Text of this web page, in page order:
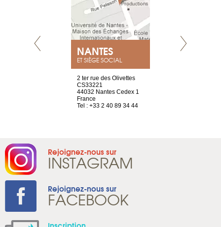
NANTES
ET SIÈGE SOCIAL
2 ter rue des Olivettes
CS33221
44032 Nantes Cedex 1
France
Tel : +33 2 40 89 34 44
Rejoignez-nous sur
INSTAGRAM
Rejoignez-nous sur
FACEBOOK